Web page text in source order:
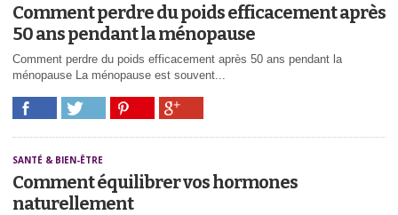
Comment perdre du poids efficacement après
50 ans pendant la ménopause
Comment perdre du poids efficacement après 50 ans pendant la
ménopause La ménopause est souvent...
SANTÉ & BIEN-ÊTRE
Comment équilibrer vos hormones
naturellement